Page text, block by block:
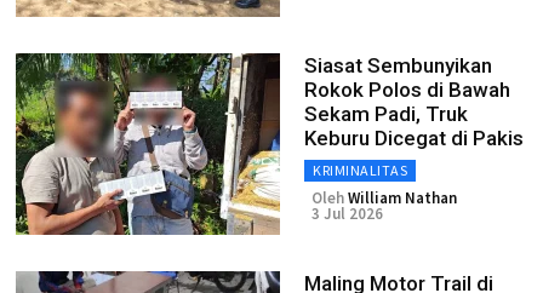
Siasat Sembunyikan
Rokok Polos di Bawah
Sekam Padi, Truk
Keburu Dicegat di Pakis
KRIMINALITAS
OlehWilliam Nathan
3 Jul 2026
Maling Motor Trail di